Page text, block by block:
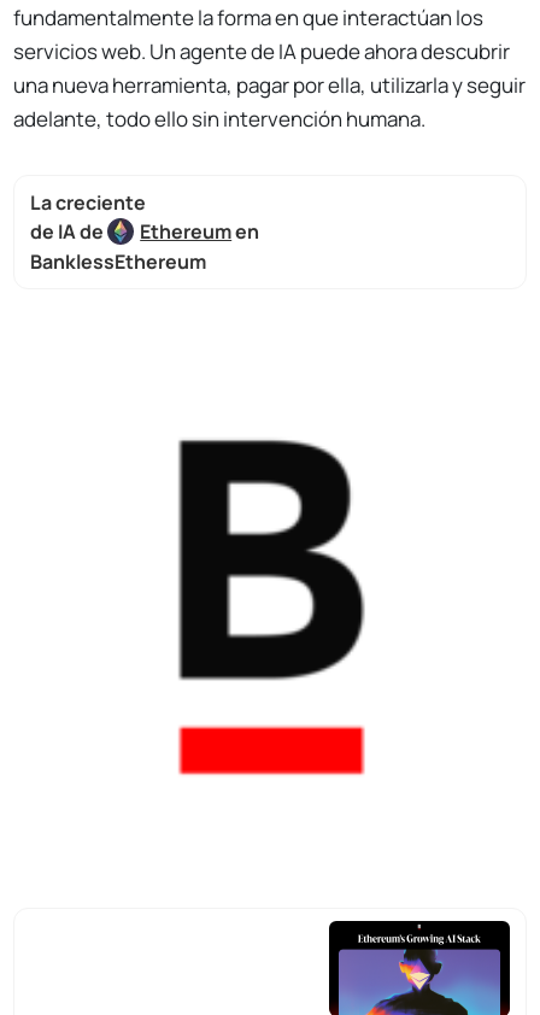
fundamentalmente la forma en que interactúan los
servicios web. Un agente de IA puede ahora descubrir
una nueva herramienta, pagar por ella, utilizarla y seguir
adelante, todo ello sin intervención humana.
La creciente
de IA de
Ethereumen
BanklessEthereum